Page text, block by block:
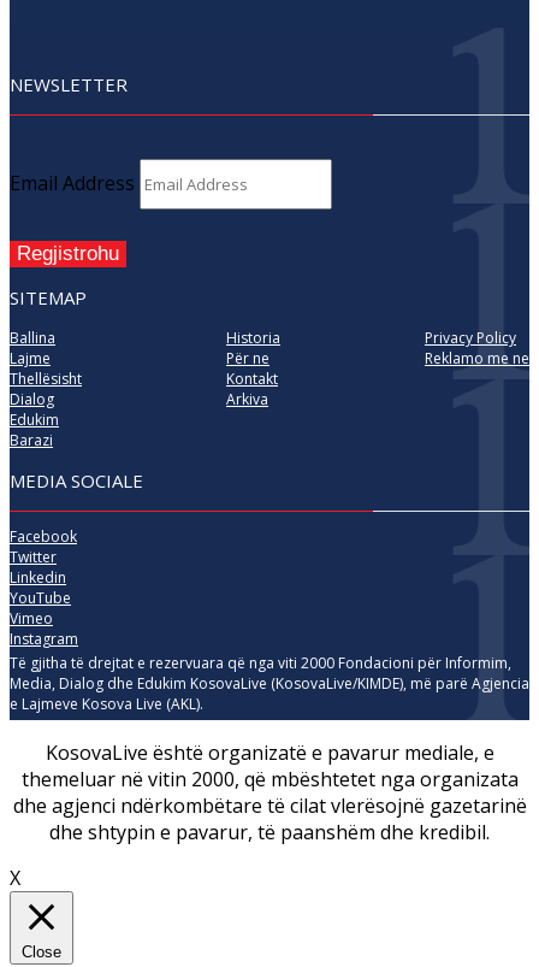
NEWSLETTER
Email Address
Regjistrohu
SITEMAP
Ballina
Lajme
Thellësisht
Dialog
Edukim
Barazi
Historia
Për ne
Kontakt
Arkiva
Privacy Policy
Reklamo me ne
MEDIA SOCIALE
Facebook
Twitter
Linkedin
YouTube
Vimeo
Instagram
Të gjitha të drejtat e rezervuara që nga viti 2000 Fondacioni për Informim,
Media, Dialog dhe Edukim KosovaLive (KosovaLive/KIMDE), më parë Agjencia
e Lajmeve Kosova Live (AKL).
KosovaLive është organizatë e pavarur mediale, e
themeluar në vitin 2000, që mbështetet nga organizata
dhe agjenci ndërkombëtare të cilat vlerësojnë gazetarinë
dhe shtypin e pavarur, të paanshëm dhe kredibil.
X
Close